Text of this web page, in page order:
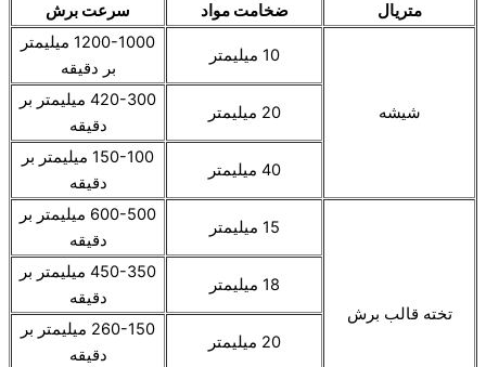
متریال ضخامت مواد سرعت برش
شیشه
10 میلیمتر
1200-1000 میلیمتر
بر دقیقه
20 میلیمتر
420-300 میلیمتر بر
دقیقه
40 میلیمتر
150-100 میلیمتر بر
دقیقه
تخته قالب برش
15 میلیمتر
600-500 میلیمتر بر
دقیقه
18 میلیمتر
450-350 میلیمتر بر
دقیقه
20 میلیمتر
260-150 میلیمتر بر
دقیقه